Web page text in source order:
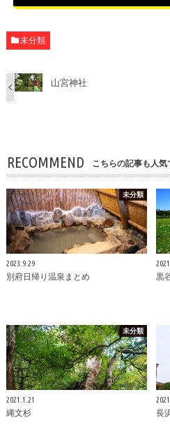
未分類
山宮神社
RECOMMEND こちらの記事も人気
未分類
2023.9.29
別府日帰り温泉まとめ 黒
未分類
2021.1.21
縄文杉 長